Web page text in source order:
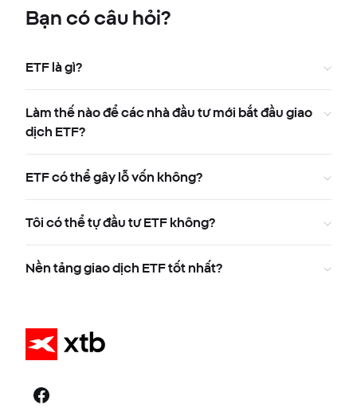
Bạn có câu hỏi?
ETF là gì?
Làm thế nào để các nhà đầu tư mới bắt đầu giao
dịch ETF?
ETF có thể gây lỗ vốn không?
Tôi có thể tự đầu tư ETF không?
Nền tảng giao dịch ETF tốt nhất?